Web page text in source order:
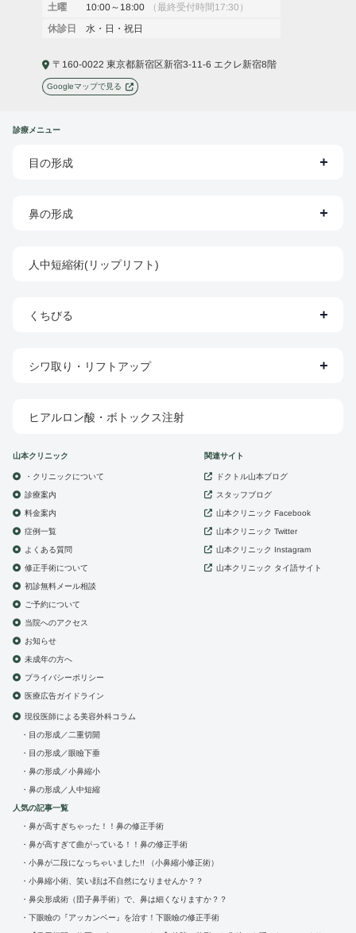
土曜 10:00～18:00 （最終受付時間17:30）
休診日 水・日・祝日
〒160-0022 東京都新宿区新宿3-11-6 エクレ新宿8階
Googleマップで見る
診療メニュー
目の形成
鼻の形成
人中短縮術(リップリフト)
くちびる
シワ取り・リフトアップ
ヒアルロン酸・ボトックス注射
山本クリニック
・クリニックについて
診療案内
料金案内
症例一覧
よくある質問
修正手術について
初診無料メール相談
ご予約について
当院へのアクセス
お知らせ
未成年の方へ
プライバシーポリシー
医療広告ガイドライン
現役医師による美容外科コラム
目の形成／二重切開
目の形成／眼瞼下垂
鼻の形成／小鼻縮小
鼻の形成／人中短縮
人気の記事一覧
鼻が高すぎちゃった！！鼻の修正手術
鼻が高すぎて曲がっている！！鼻の修正手術
小鼻が二段になっちゃいました!! （小鼻縮小修正術）
小鼻縮小術、笑い顔は不自然になりませんか？？
鼻尖形成術（団子鼻手術）で、鼻は細くなりますか？？
下眼瞼の『アッカンベー』を治す！下眼瞼の修正手術
関連サイト
ドクトル山本ブログ
スタッフブログ
山本クリニック Facebook
山本クリニック Twitter
山本クリニック Instagram
山本クリニック タイ語サイト